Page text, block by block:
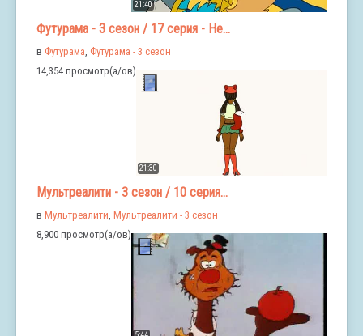
21:40
Футурама - 3 сезон / 17 серия - Не...
в Футурама Футурама - 3 сезон
14,354 просмотр(а/ов)
21:30
Мультреалити - 3 сезон / 10 серия...
в Мультреалити, Мультреалити - 3 сезон
8,900 просмотр(а/ов)